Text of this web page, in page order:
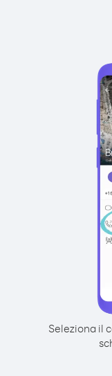
Seleziona il